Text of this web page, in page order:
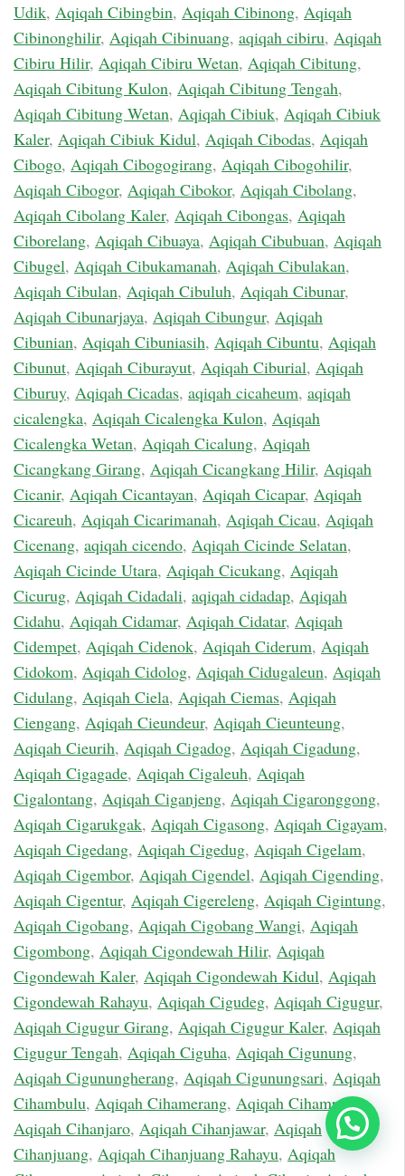
Udik, Aqiqah Cibingbin, Aqiqah Cibinong, Aqiqah
Cibinonghilir, Aqiqah Cibinuang, aqiqah cibiru, Aqiqah
Cibiru Hilir, Aqiqah Cibiru Wetan, Aqiqah Cibitung,
Aqiqah Cibitung Kulon, Aqiqah Cibitung Tengah,
Aqiqah Cibitung Wetan, Aqiqah Cibiuk, Aqiqah Cibiuk
Kaler, Aqiqah Cibiuk Kidul, Aqiqah Cibodas, Aqiqah
Cibogo, Aqiqah Cibogogirang, Aqiqah Cibogohilir,
Aqiqah Cibogor, Aqiqah Cibokor, Aqiqah Cibolang,
Aqiqah Cibolang Kaler, Aqiqah Cibongas, Aqiqah
Ciborelang, Aqiqah Cibuaya, Aqiqah Cibubuan, Aqiqah
Cibugel, Aqiqah Cibukamanah, Aqiqah Cibulakan,
Aqiqah Cibulan, Aqiqah Cibuluh, Aqiqah Cibunar,
Aqiqah Cibunarjaya, Aqiqah Cibungur, Aqiqah
Cibunian, Aqiqah Cibuniasih, Aqiqah Cibuntu, Aqiqah
Cibunut, Aqiqah Ciburayut, Aqiqah Ciburial, Aqiqah
Ciburuy, Aqiqah Cicadas, aqiqah cicaheum, aqiqah
cicalengka, Aqiqah Cicalengka Kulon, Aqiqah
Cicalengka Wetan, Aqiqah Cicalung, Aqiqah
Cicangkang Girang, Aqiqah Cicangkang Hilir, Aqiqah
Cicanir, Aqiqah Cicantayan, Aqiqah Cicapar, Aqiqah
Cicareuh, Aqiqah Cicarimanah, Aqiqah Cicau, Aqiqah
Cicenang, aqiqah cicendo, Aqiqah Cicinde Selatan,
Aqiqah Cicinde Utara, Aqiqah Cicukang, Aqiqah
Cicurug, Aqiqah Cidadali, aqiqah cidadap, Aqiqah
Cidahu, Aqiqah Cidamar, Aqiqah Cidatar, Aqiqah
Cidempet, Aqiqah Cidenok, Aqiqah Ciderum, Aqiqah
Cidokom, Aqiqah Cidolog, Aqiqah Cidugaleun, Aqiqah
Cidulang, Aqiqah Ciela, Aqiqah Ciemas, Aqiqah
Ciengang, Aqiqah Cieundeur, Aqiqah Cieunteung,
Aqiqah Cieurih, Aqiqah Cigadog, Aqiqah Cigadung,
Aqiqah Cigagade, Aqiqah Cigaleuh, Aqiqah
Cigalontang, Aqiqah Ciganjeng, Aqiqah Cigaronggong,
Aqiqah Cigarukgak, Aqiqah Cigasong, Aqiqah Cigayam,
Aqiqah Cigedang, Aqiqah Cigedug, Aqiqah Cigelam,
Aqiqah Cigembor, Aqiqah Cigendel, Aqiqah Cigending,
Aqiqah Cigentur, Aqiqah Cigereleng, Aqiqah Cigintung,
Aqiqah Cigobang, Aqiqah Cigobang Wangi, Aqiqah
Cigombong, Aqiqah Cigondewah Hilir, Aqiqah
Cigondewah Kaler, Aqiqah Cigondewah Kidul, Aqiqah
Cigondewah Rahayu, Aqiqah Cigudeg, Aqiqah Cigugur,
Aqiqah Cigugur Girang, Aqiqah Cigugur Kaler, Aqiqah
Cigugur Tengah, Aqiqah Ciguha, Aqiqah Cigunung,
Aqiqah Cigunungherang, Aqiqah Cigunungsari, Aqiqah
Cihambulu, Aqiqah Cihamerang, Aqiqah Cihampelas,
Aqiqah Cihanjaro, Aqiqah Cihanjawar, Aqiqah
Cihanjuang, Aqiqah Cihanjuang Rahayu, Aqiqah
Chat Sekarang